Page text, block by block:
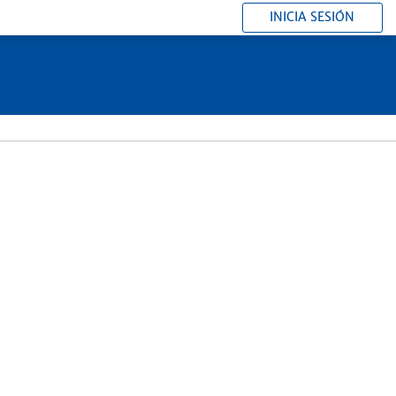
INICIA SESIÓN